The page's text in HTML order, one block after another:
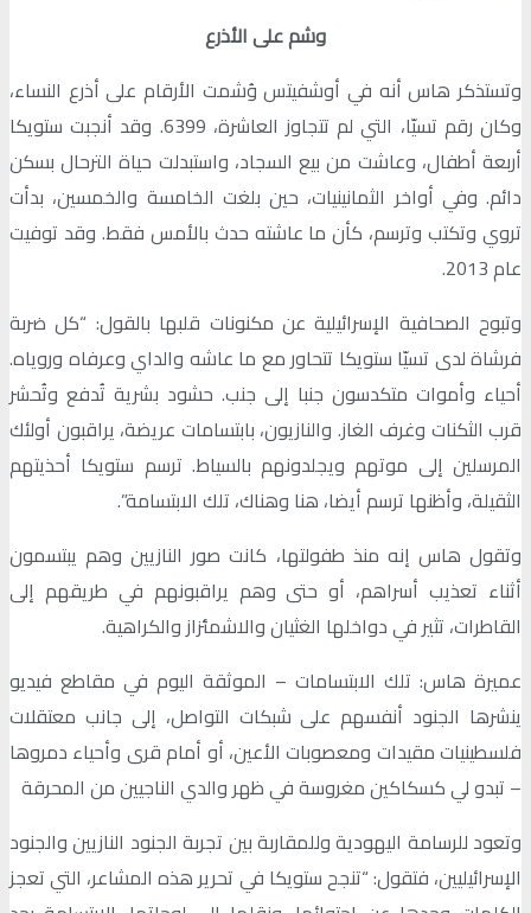
وشم على الأذرع
وتستذكر هاس أنه في أوشفيتس وُشمت الأرقام على أذرع النساء،
وكان رقم تسيّا، التي لم تتجاوز العاشرة، 6399. وقد أنجبت ستويكا
أربعة أطفال، وعاشت من بيع السجاد، واستبدلت حياة الترحال بسكن
دائم. وفي أواخر الثمانينيات، حين بلغت الخامسة والخمسين، بدأت
تروي وتكتب وترسم، كأن ما عاشته حدث بالأمس فقط. وقد توفيت
عام 2013.
وتبوح الصحافية الإسرائيلية عن مكنونات قلبها بالقول: “كل ضربة
فرشاة لدى تسيّا ستويكا تتحاور مع ما عاشه والداي وعرفاه وروياه.
أحياء وأموات متكدسون جنبا إلى جنب. حشود بشرية تُدفع وتُحشر
قرب الثكنات وغرف الغاز. والنازيون، بابتسامات عريضة، يراقبون أولئك
المرسلين إلى موتهم ويجلدونهم بالسياط. ترسم ستويكا أحذيتهم
الثقيلة، وأظنها ترسم أيضا، هنا وهناك، تلك الابتسامة”.
وتقول هاس إنه منذ طفولتها، كانت صور النازيين وهم يبتسمون
أثناء تعذيب أسراهم، أو حتى وهم يراقبونهم في طريقهم إلى
القاطرات، تثير في دواخلها الغثيان والاشمئزاز والكراهية.
عميرة هاس: تلك الابتسامات – الموثقة اليوم في مقاطع فيديو
ينشرها الجنود أنفسهم على شبكات التواصل، إلى جانب معتقلات
فلسطينيات مقيدات ومعصوبات الأعين، أو أمام قرى وأحياء دمروها
– تبدو لي كسكاكين مغروسة في ظهر والدي الناجيين من المحرقة
وتعود للرسامة اليهودية وللمقاربة بين تجربة الجنود النازيين والجنود
الإسرائيليين، فتقول: “تنجح ستويكا في تحرير هذه المشاعر، التي تعجز